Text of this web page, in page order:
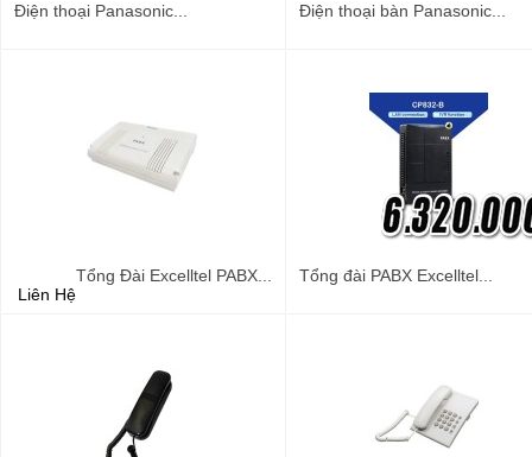
Điện thoại Panasonic... Điện thoại bàn Panasonic...
Liên Hệ
Tổng Đài Excelltel PABX... Tổng đài PABX Excelltel...